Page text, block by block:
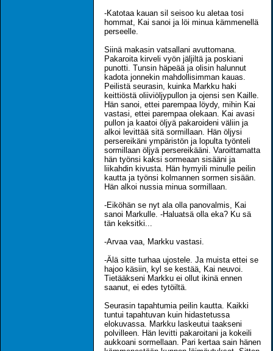
-Katotaa kauan sil seisoo ku aletaa tosi
hommat, Kai sanoi ja löi minua kämmenellä
perseelle.
Siinä makasin vatsallani avuttomana.
Pakaroita kirveli vyön jäljiltä ja poskiani
punotti. Tunsin häpeää ja olisin halunnut
kadota jonnekin mahdollisimman kauas.
Peilistä seurasin, kuinka Markku haki
keittiöstä oliiviöljypullon ja ojensi sen Kaille.
Hän sanoi, ettei parempaa löydy, mihin Kai
vastasi, ettei parempaa olekaan. Kai avasi
pullon ja kaatoi öljyä pakaroideni väliin ja
alkoi levittää sitä sormillaan. Hän öljysi
persereikäni ympäristön ja lopulta työnteli
sormillaan öljyä persereikääni. Varoittamatta
hän työnsi kaksi sormeaan sisääni ja
liikahdin kivusta. Hän hymyili minulle peilin
kautta ja työnsi kolmannen sormen sisään.
Hän alkoi nussia minua sormillaan.
-Eiköhän se nyt ala olla panovalmis, Kai
sanoi Markulle. -Haluatsä olla eka? Ku sä
tän keksitki...
-Arvaa vaa, Markku vastasi.
-Älä sitte turhaa ujostele. Ja muista ettei se
hajoo käsiin, kyl se kestää, Kai neuvoi.
Tietääkseni Markku ei ollut ikinä ennen
saanut, ei edes tytöiltä.
Seurasin tapahtumia peilin kautta. Kaikki
tuntui tapahtuvan kuin hidastetussa
elokuvassa. Markku laskeutui taakseni
polvilleen. Hän levitti pakaroitani ja kokeili
aukkoani sormellaan. Pari kertaa sain hänen